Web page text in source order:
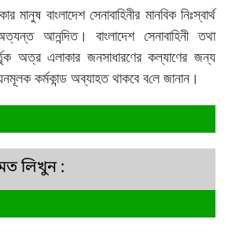
বাংলাদেশ সেনাবাহিনীর মান‌বিক নিঃস্বার্থ
আনন্দিত। বাংলাদেশ সেনাবাহিনী তথা
অত্র এলাকার জনসাধারণের কল্যাণের জন্য
কর্মকান্ড অব্যাহত থাকবে ব‌লে জানান।
লিখুন :